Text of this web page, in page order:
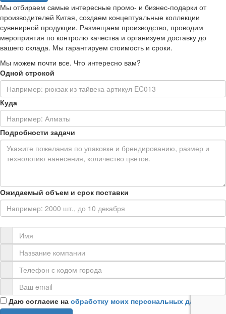
Мы отбираем самые интересные промо- и бизнес-подарки от
производителей Китая, создаем концептуальные коллекции
сувенирной продукции. Размещаем производство, проводим
мероприятия по контролю качества и организуем доставку до
вашего склада. Мы гарантируем стоимость и сроки.
Мы можем почти все. Что интересно вам?
Одной строкой
Куда
Подробности задачи
Ожидаемый объем и срок поставки
Даю согласие на обработку моих персональных данных